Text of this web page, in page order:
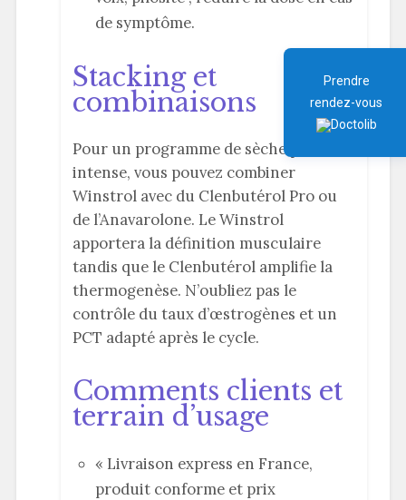
de symptôme.
Stacking et
combinaisons
Pour un programme de sèche plus
intense, vous pouvez combiner
Winstrol avec du Clenbutérol Pro ou
de l’Anavarolone. Le Winstrol
apportera la définition musculaire
tandis que le Clenbutérol amplifie la
thermogenèse. N’oubliez pas le
contrôle du taux d’œstrogènes et un
PCT adapté après le cycle.
Comments clients et
terrain d’usage
« Livraison express en France,
produit conforme et prix
Prendre
rendez-vous